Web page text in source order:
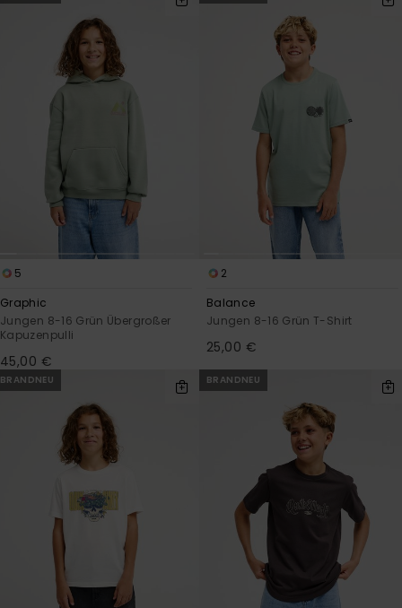
5
Graphic
Jungen 8-16 Grün Übergroßer
Kapuzenpulli
45,00 €
2
Balance
Jungen 8-16 Grün T-Shirt
25,00 €
BRANDNEU BRANDNEU